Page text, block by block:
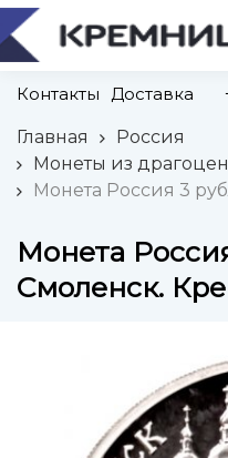
Контакты Доставка
Главная
Россия
Монеты из
Монета Россия 3
Монета
Смоленск.